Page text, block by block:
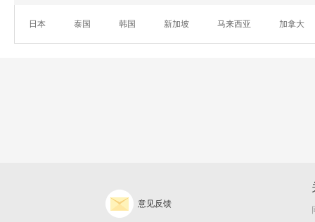
日本 泰国 韩国 新加坡 马来西亚 加拿大
意见反馈